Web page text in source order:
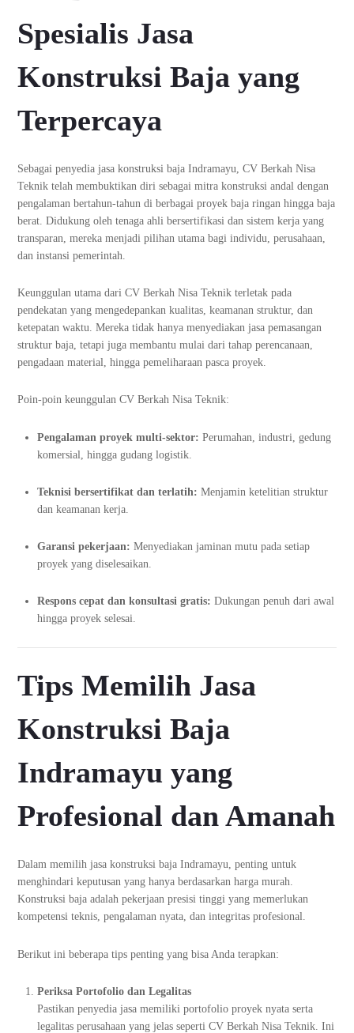
Spesialis Jasa
Konstruksi Baja yang
Terpercaya
Sebagai penyedia jasa konstruksi baja Indramayu, CV Berkah Nisa
Teknik telah membuktikan diri sebagai mitra konstruksi andal dengan
pengalaman bertahun-tahun di berbagai proyek baja ringan hingga baja
berat. Didukung oleh tenaga ahli bersertifikasi dan sistem kerja yang
transparan, mereka menjadi pilihan utama bagi individu, perusahaan,
dan instansi pemerintah.
Keunggulan utama dari CV Berkah Nisa Teknik terletak pada
pendekatan yang mengedepankan kualitas, keamanan struktur, dan
ketepatan waktu. Mereka tidak hanya menyediakan jasa pemasangan
struktur baja, tetapi juga membantu mulai dari tahap perencanaan,
pengadaan material, hingga pemeliharaan pasca proyek.
Poin-poin keunggulan CV Berkah Nisa Teknik:
Pengalaman proyek multi-sektor: Perumahan, industri, gedung
komersial, hingga gudang logistik.
Teknisi bersertifikat dan terlatih: Menjamin ketelitian struktur
dan keamanan kerja.
Garansi pekerjaan: Menyediakan jaminan mutu pada setiap
proyek yang diselesaikan.
Respons cepat dan konsultasi gratis: Dukungan penuh dari awal
hingga proyek selesai.
Tips Memilih Jasa
Konstruksi Baja
Indramayu yang
Profesional dan Amanah
Dalam memilih jasa konstruksi baja Indramayu, penting untuk
menghindari keputusan yang hanya berdasarkan harga murah.
Konstruksi baja adalah pekerjaan presisi tinggi yang memerlukan
kompetensi teknis, pengalaman nyata, dan integritas profesional.
Berikut ini beberapa tips penting yang bisa Anda terapkan:
Periksa Portofolio dan Legalitas
Pastikan penyedia jasa memiliki portofolio proyek nyata serta
legalitas perusahaan yang jelas seperti CV Berkah Nisa Teknik. Ini